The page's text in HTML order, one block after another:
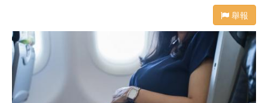
舉報